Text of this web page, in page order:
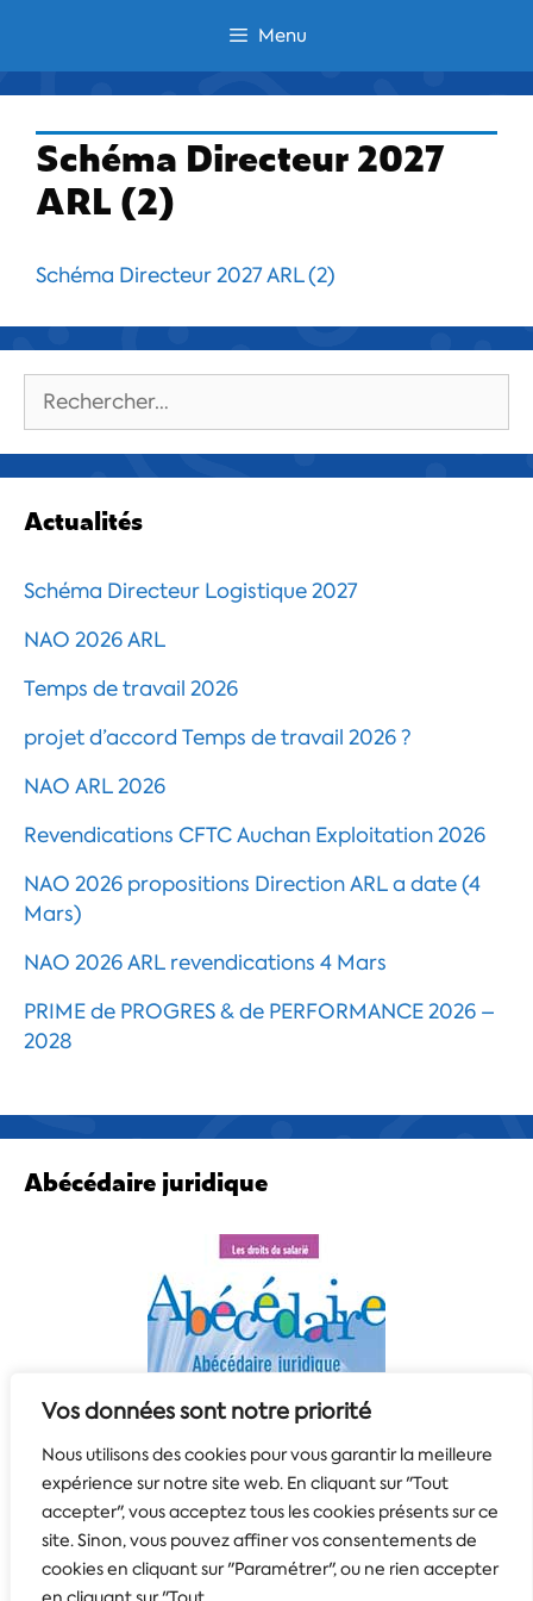
Vos données sont notre priorité
Nous utilisons des cookies pour vous garantir la meilleure
expérience sur notre site web. En cliquant sur "Tout
accepter", vous acceptez tous les cookies présents sur ce
site. Sinon, vous pouvez affiner vos consentements de
cookies en cliquant sur "Paramétrer", ou ne rien accepter
contenu
Menu
Schéma Directeur 2027
ARL (2)
Schéma Directeur 2027 ARL (2)
Rechercher :
Actualités
Schéma Directeur Logistique 2027
NAO 2026 ARL
Temps de travail 2026
projet d’accord Temps de travail 2026 ?
NAO ARL 2026
Revendications CFTC Auchan Exploitation 2026
NAO 2026 propositions Direction ARL a date (4
Mars)
NAO 2026 ARL revendications 4 Mars
PRIME de PROGRES & de PERFORMANCE 2026 –
2028
Abécédaire juridique